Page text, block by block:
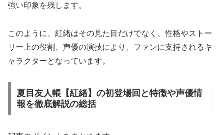
強い印象を残します。
このように、紅緒はその見た目だけでなく、性格やストー
リー上の役割、声優の演技により、ファンに支持されるキ
ャラクターとなっています。
夏目友人帳【紅緒】の初登場回と特徴や声優情
報を徹底解説の総括